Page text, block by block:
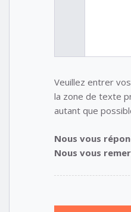
Veuillez entrer
la zone de texte
autant que
Nous vous
Nous vous